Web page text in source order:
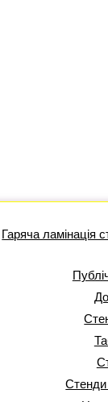
Гаряча ламінація
Стенди